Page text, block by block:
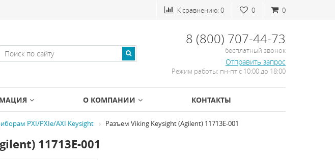
0
0
К сравнению: 0
8 (800) 707-44-73
бесплатный звонок
Отправить запрос
Режим работы: пн-пт с 10:00 до 18:00
О КОМПАНИИ КОНТАКТЫ
PXI/PXIe/AXI Keysight Разъем Viking Keysight (Agilent) 11713E-001
11713E-001